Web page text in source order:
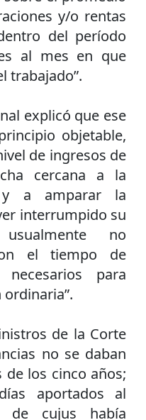
y/o rentas
del período
al mes en que
trabajado”.
explicó que ese
objetable,
de ingresos de
cercana a la
y a amparar la
interrumpido su
no
el tiempo de
para
de la Corte
no se daban
de los cinco años;
aportados al
de cujus había